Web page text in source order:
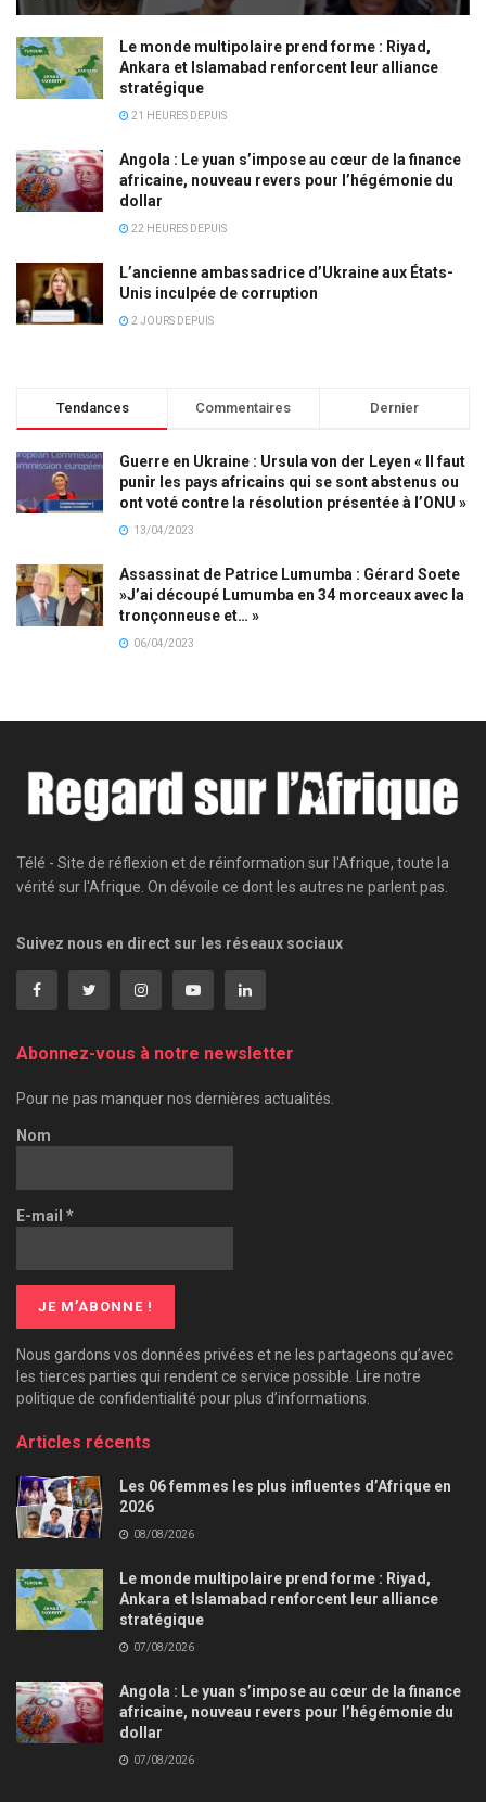
Le monde multipolaire prend forme : Riyad,
Ankara et Islamabad renforcent leur alliance
stratégique
21 HEURES DEPUIS
Angola : Le yuan s’impose au cœur de la finance
africaine, nouveau revers pour l’hégémonie du
dollar
22 HEURES DEPUIS
L’ancienne ambassadrice d’Ukraine aux États-
Unis inculpée de corruption
2 JOURS DEPUIS
Tendances Commentaires Dernier
Guerre en Ukraine : Ursula von der Leyen « Il faut
punir les pays africains qui se sont abstenus ou
ont voté contre la résolution présentée à l’ONU »
13/04/2023
Assassinat de Patrice Lumumba : Gérard Soete
»J’ai découpé Lumumba en 34 morceaux avec la
tronçonneuse et… »
06/04/2023
Télé - Site de réflexion et de réinformation sur l'Afrique, toute la
vérité sur l'Afrique. On dévoile ce dont les autres ne parlent pas.
Suivez nous en direct sur les réseaux sociaux
Abonnez-vous à notre newsletter
Pour ne pas manquer nos dernières actualités.
Nom
E-mail *
Nous gardons vos données privées et ne les partageons qu’avec
les tierces parties qui rendent ce service possible. Lire notre
politique de confidentialité pour plus d’informations.
Articles récents
Les 06 femmes les plus influentes d’Afrique en
2026
08/08/2026
Le monde multipolaire prend forme : Riyad,
Ankara et Islamabad renforcent leur alliance
stratégique
07/08/2026
Angola : Le yuan s’impose au cœur de la finance
africaine, nouveau revers pour l’hégémonie du
dollar
07/08/2026